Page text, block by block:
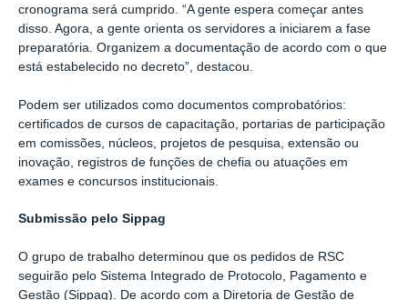
cronograma será cumprido. “A gente espera começar antes
disso. Agora, a gente orienta os servidores a iniciarem a fase
preparatória. Organizem a documentação de acordo com o que
está estabelecido no decreto”, destacou.
Podem ser utilizados como documentos comprobatórios:
certificados de cursos de capacitação, portarias de participação
em comissões, núcleos, projetos de pesquisa, extensão ou
inovação, registros de funções de chefia ou atuações em
exames e concursos institucionais.
Submissão pelo Sippag
O grupo de trabalho determinou que os pedidos de RSC
seguirão pelo Sistema Integrado de Protocolo, Pagamento e
Gestão (Sippag). De acordo com a Diretoria de Gestão de